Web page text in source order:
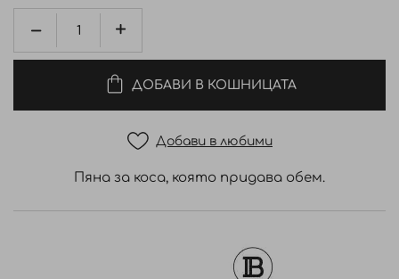
ДОБАВИ В КОШНИЦАТА
Добави в любими
Пяна за коса, която придава обем.